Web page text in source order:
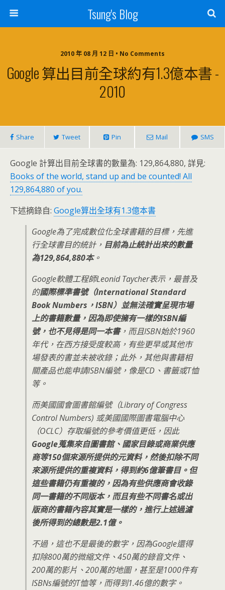
Tsung's Blog
2010 年 08 月 12 日 • No Comments
Google 算出目前全球約有1.3億本書 -
2010
Share Tweet Pin Mail SMS
Google 計算出目前全球書的數量為: 129,864,880, 詳見:
Books of the world, stand up and be counted! All
129,864,880 of you.
下述摘錄自: Google算出全球有1.3億本書
Google為了完成數位化全球書籍的目標，先進
行全球書目的統計， 目前為止統計出來的數量
為129,864,880本。
Google軟體工程師Leonid Taycher表示，最普及
的國際標準書號（International Standard
Book Numbers，ISBN）並無法確實呈現市場
上的書籍數量，因為即使擁有一樣的ISBN編
號，也不見得是同一本書，而且ISBN始於1960
年代，在西方接受度較高，有些更早或其他市
場發表的書並未被收錄；此外，其他與書籍相
關產品也能申請ISBN編號，像是CD、書籤或T恤
等。
而美國國會圖書館編號（Library of Congress
Control Numbers) 或美國國際圖書電腦中心
（OCLC）存取編號的參考價值更低，因此
Google蒐集來自圖書館、國家目錄或商業供應
商等150個來源所提供的元資料，然後扣除不同
來源所提供的重複資料，得到約6億筆書目。但
這些書籍仍有重複的，因為有些供應商會收錄
同一書籍的不同版本，而且有些不同書名或出
版商的書籍內容其實是一樣的，進行上述過濾
後所得到的總數是2.1億。
不過，這也不是最後的數字，因為Google還得
扣除800萬的微縮文件、450萬的錄音文件、
200萬的影片、200萬的地圖，甚至是1000件有
ISBNs編號的T恤等，而得到1.46億的數字。